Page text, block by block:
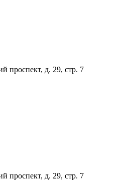
проспект, д. 29, стр. 7
проспект, д. 29, стр. 7